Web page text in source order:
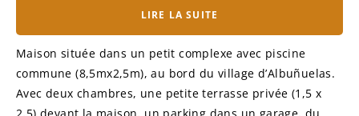
LIRE LA SUITE
Maison située dans un petit complexe avec piscine
commune (8,5mx2,5m), au bord du village d’Albuñuelas.
Avec deux chambres, une petite terrasse privée (1,5 x